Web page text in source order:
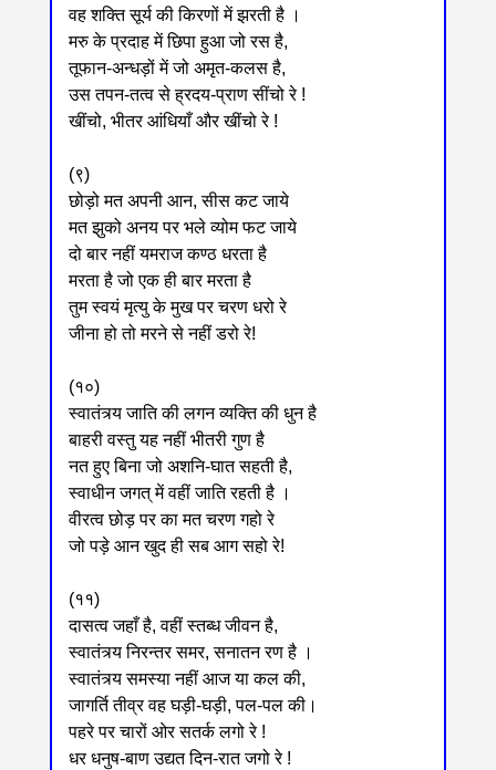
वह शक्ति सूर्य की किरणों में झरती है ।
मरु के प्रदाह में छिपा हुआ जो रस है,
तूफान-अन्धड़ों में जो अमृत-कलस है,
उस तपन-तत्व से ह्रदय-प्राण सींचो रे !
खींचो, भीतर आंधियाँ और खींचो रे !
(९)
छोड़ो मत अपनी आन, सीस कट जाये
मत झुको अनय पर भले व्योम फट जाये
दो बार नहीं यमराज कण्ठ धरता है
मरता है जो एक ही बार मरता है
तुम स्वयं मृत्यु के मुख पर चरण धरो रे
जीना हो तो मरने से नहीं डरो रे!
(१०)
स्वातंत्र्य जाति की लगन व्यक्ति की धुन है
बाहरी वस्तु यह नहीं भीतरी गुण है
नत हुए बिना जो अशनि-घात सहती है,
स्वाधीन जगत् में वहीं जाति रहती है ।
वीरत्व छोड़ पर का मत चरण गहो रे
जो पड़े आन खुद ही सब आग सहो रे!
(११)
दासत्व जहाँ है, वहीं स्तब्ध जीवन है,
स्वातंत्र्य निरन्तर समर, सनातन रण है ।
स्वातंत्र्य समस्या नहीं आज या कल की,
जागर्ति तीव्र वह घड़ी-घड़ी, पल-पल की।
पहरे पर चारों ओर सतर्क लगो रे !
धर धनुष-बाण उद्यत दिन-रात जगो रे !